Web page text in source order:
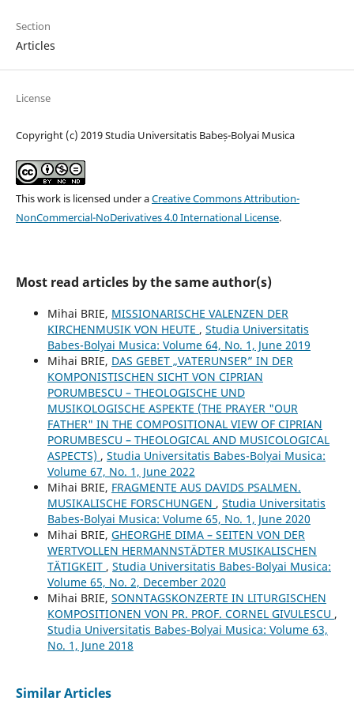
Section
Articles
License
Copyright (c) 2019 Studia Universitatis Babeș-Bolyai Musica
This work is licensed under aCreative Commons Attribution-
NonCommercial-NoDerivatives 4.0 International License.
Most read articles by the same author(s)
Mihai BRIE, MISSIONARISCHE VALENZEN DER
KIRCHENMUSIK VON HEUTE , Studia Universitatis
Babes-Bolyai Musica: Volume 64, No. 1, June 2019
Mihai BRIE, DAS GEBET „VATERUNSER” IN DER
KOMPONISTISCHEN SICHT VON CIPRIAN
PORUMBESCU – THEOLOGISCHE UND
MUSIKOLOGISCHE ASPEKTE (THE PRAYER "OUR
FATHER" IN THE COMPOSITIONAL VIEW OF CIPRIAN
PORUMBESCU – THEOLOGICAL AND MUSICOLOGICAL
ASPECTS) , Studia Universitatis Babes-Bolyai Musica:
Volume 67, No. 1, June 2022
Mihai BRIE, FRAGMENTE AUS DAVIDS PSALMEN.
MUSIKALISCHE FORSCHUNGEN , Studia Universitatis
Babes-Bolyai Musica: Volume 65, No. 1, June 2020
Mihai BRIE, GHEORGHE DIMA – SEITEN VON DER
WERTVOLLEN HERMANNSTÄDTER MUSIKALISCHEN
TÄTIGKEIT , Studia Universitatis Babes-Bolyai Musica:
Volume 65, No. 2, December 2020
Mihai BRIE, SONNTAGSKONZERTE IN LITURGISCHEN
KOMPOSITIONEN VON PR. PROF. CORNEL GIVULESCU ,
Studia Universitatis Babes-Bolyai Musica: Volume 63,
No. 1, June 2018
Similar Articles